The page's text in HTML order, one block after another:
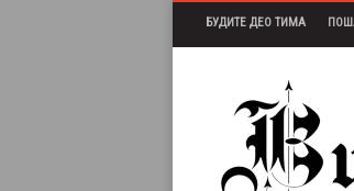
БУДИТЕ ДЕО ТИМА